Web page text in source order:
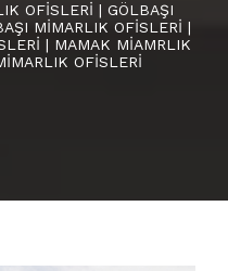
OFİSLERİ | GÖLBAŞI
MİMARLIK OFİSLERİ |
| MAMAK MİAMRLIK
OFİSLERİ